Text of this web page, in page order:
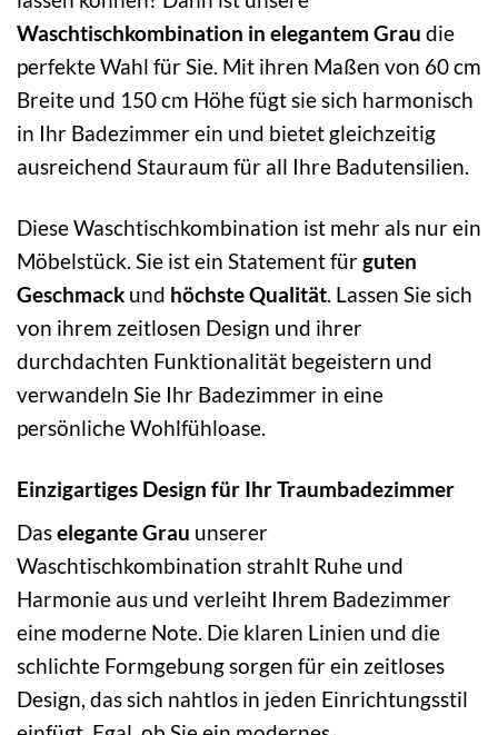
Waschtischkombination in elegantem Grau die
perfekte Wahl für Sie. Mit ihren Maßen von 60 cm
Breite und 150 cm Höhe fügt sie sich harmonisch
in Ihr Badezimmer ein und bietet gleichzeitig
ausreichend Stauraum für all Ihre Badutensilien.
Diese Waschtischkombination ist mehr als nur ein
Möbelstück. Sie ist ein Statement fürguten
Geschmack und höchste Qualität. Lassen Sie sich
von ihrem zeitlosen Design und ihrer
durchdachten Funktionalität begeistern und
verwandeln Sie Ihr Badezimmer in eine
persönliche Wohlfühloase.
Einzigartiges Design für Ihr Traumbadezimmer
Daselegante Grau unserer
Waschtischkombination strahlt Ruhe und
Harmonie aus und verleiht Ihrem Badezimmer
eine moderne Note. Die klaren Linien und die
schlichte Formgebung sorgen für ein zeitloses
Design, das sich nahtlos in jeden Einrichtungsstil